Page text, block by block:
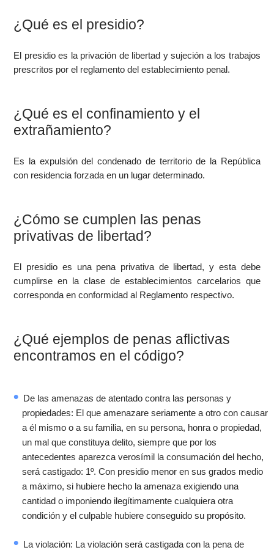
¿Qué es el presidio?
El presidio es la privación de libertad y sujeción a los trabajos
prescritos por el reglamento del establecimiento penal.
¿Qué es el confinamiento y el
extrañamiento?
Es la expulsión del condenado de territorio de la República
con residencia forzada en un lugar determinado.
¿Cómo se cumplen las penas
privativas de libertad?
El presidio es una pena privativa de libertad, y esta debe
cumplirse en la clase de establecimientos carcelarios que
corresponda en conformidad al Reglamento respectivo.
¿Qué ejemplos de penas aflictivas
encontramos en el código?
De las amenazas de atentado contra las personas y
propiedades: El que amenazare seriamente a otro con causar
a él mismo o a su familia, en su persona, honra o propiedad,
un mal que constituya delito, siempre que por los
antecedentes aparezca verosímil la consumación del hecho,
será castigado: 1º. Con presidio menor en sus grados medio
a máximo, si hubiere hecho la amenaza exigiendo una
cantidad o imponiendo ilegítimamente cualquiera otra
condición y el culpable hubiere conseguido su propósito.
La violación: La violación será castigada con la pena de